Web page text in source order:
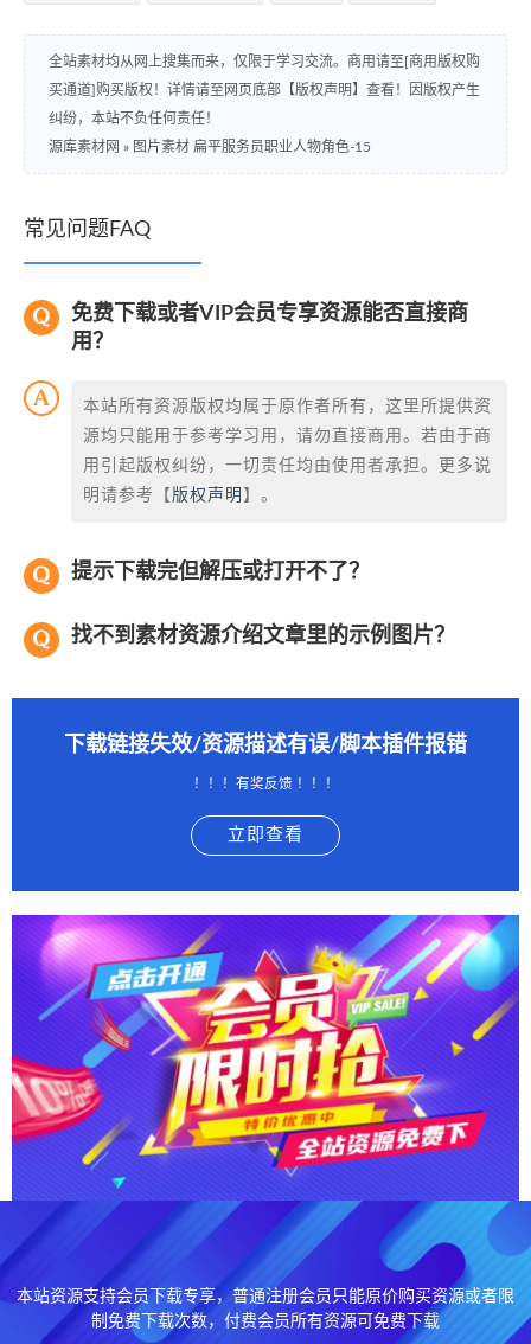
全站素材均从网上搜集而来，仅限于学习交流。商用请至[商用版权购
买通道]购买版权！详情请至网页底部【版权声明】查看！因版权产生
纠纷，本站不负任何责任！
源库素材网 » 图片素材 扁平服务员职业人物角色-15
常见问题FAQ
免费下载或者VIP会员专享资源能否直接商
用？
本站所有资源版权均属于原作者所有，这里所提供资
源均只能用于参考学习用，请勿直接商用。若由于商
用引起版权纠纷，一切责任均由使用者承担。更多说
明请参考【 版权声明 】。
提示下载完但解压或打开不了？
找不到素材资源介绍文章里的示例图片？
下载链接失效/资源描述有误/脚本插件报错
！！！有奖反馈 ！！！
立即查看
本站资源支持会员下载专享，普通注册会员只能原价购买资源或者限
制免费下载次数，付费会员所有资源可免费下载